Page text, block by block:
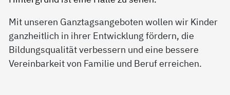
Mit unseren Ganztagsangeboten wollen wir Kinder
ganzheitlich in ihrer Entwicklung fördern, die
Bildungsqualität verbessern und eine bessere
Vereinbarkeit von Familie und Beruf erreichen.